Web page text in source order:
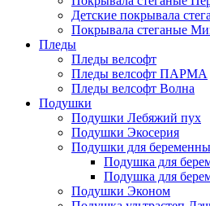
Детские покрывала
Покрывала стеганые
Пледы
Пледы велсофт
Пледы велсофт ПАРМА
Пледы велсофт Волна
Подушки
Подушки Лебяжий пух
Подушки Экосерия
Подушки для
Подушка для
Подушка для
Подушки Эконом